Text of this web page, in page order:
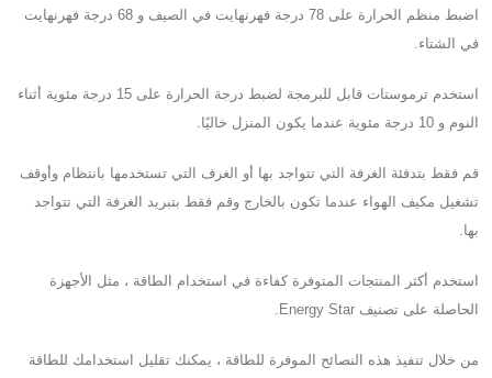
اضبط منظم الحرارة على 78 درجة فهرنهايت في الصيف و 68 درجة فهرنهايت
في الشتاء.
استخدم ترموستات قابل للبرمجة لضبط درجة الحرارة على 15 درجة مئوية أثناء
النوم و 10 درجة مئوية عندما يكون المنزل خاليًا.
قم فقط بتدفئة الغرفة التي تتواجد بها أو الغرف التي تستخدمها بانتظام وأوقف
تشغيل مكيف الهواء عندما تكون بالخارج وقم فقط بتبريد الغرفة التي تتواجد
بها.
استخدم أكثر المنتجات المتوفرة كفاءة في استخدام الطاقة ، مثل الأجهزة
الحاصلة على تصنيف Energy Star.
من خلال تنفيذ هذه النصائح الموفرة للطاقة ، يمكنك تقليل استخدامك للطاقة